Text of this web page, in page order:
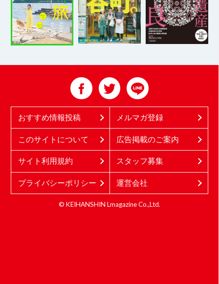
おすすめ情報投稿 メルマガ登録
このサイトについて 広告掲載のご案内
サイト利用規約 スタッフ募集
プライバシーポリシー 運営会社
© KEIHANSHIN Lmagazine Co.,Ltd.